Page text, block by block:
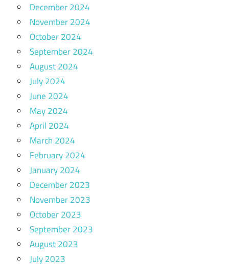
December 2024
November 2024
October 2024
September 2024
August 2024
July 2024
June 2024
May 2024
April 2024
March 2024
February 2024
January 2024
December 2023
November 2023
October 2023
September 2023
August 2023
July 2023